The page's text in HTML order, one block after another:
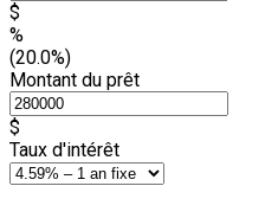
$
%
(20.0%)
Montant du prêt
$
Taux d'intérêt